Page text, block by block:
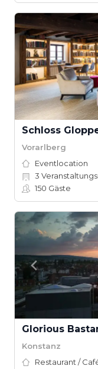
Schloss
Vorarlberg
Eventlocation
3
150 Gäste
Glorious
Konstanz
Restaurant /